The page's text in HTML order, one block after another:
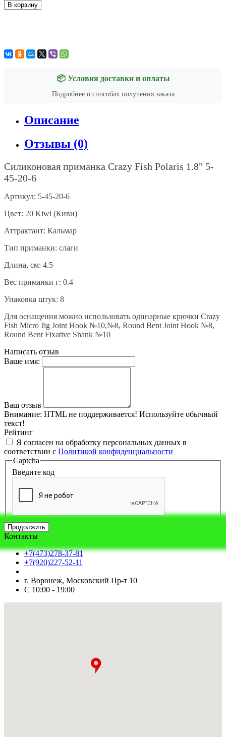
В корзину
📦 Условия доставки и оплаты
Подробнее о способах получения заказа
Описание
Отзывы (0)
Силиконовая приманка Crazy Fish Polaris 1.8" 5-
45-20-6
Артикул: 5-45-20-6
Цвет: 20 Kiwi (Киви)
Аттрактант: Кальмар
Тип приманки: слаги
Длина, см: 4.5
Вес приманки г: 0.4
Упаковка штук: 8
Для оснащения можно использовать одинарные крючки Crazy
Fish Micro Jig Joint Hook №10,№8, Round Bent Joint Hook №8,
Round Bent Fixative Shank №10
Написать отзыв
Ваше имя:
Ваш отзыв
Внимание: HTML не поддерживается! Используйте обычный
текст!
Рейтинг
Я согласен на обработку персональных данных в
соответствии с Политикой конфиденциальности
Captcha
Введите код
Продолжить
Контакты
+7(473)278-37-81
+7(920)227-52-11
г. Воронеж, Московский Пр-т 10
С 10:00 - 19:00